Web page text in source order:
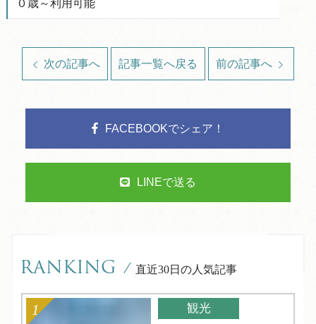
０歳～利用可能
次の記事へ 記事一覧へ戻る 前の記事へ
FACEBOOKでシェア！
LINEで送る
RANKING / 直近30日の人気記事
観光